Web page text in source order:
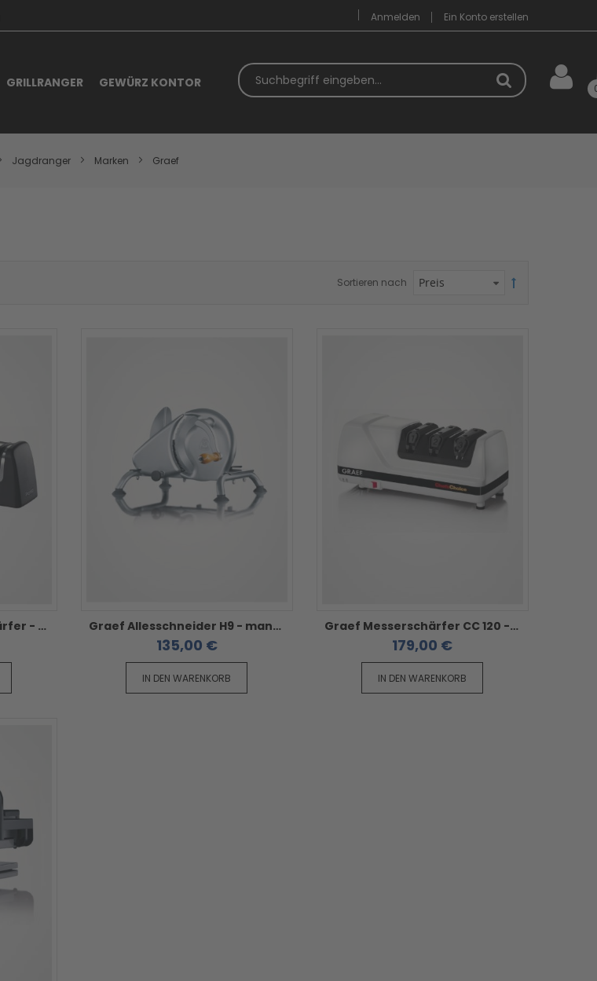
Anmelden
Ein Konto erstellen
GRILLRANGER GEWÜRZ KONTOR
Suchbegriff
Jagdranger Marken Graef
Sortieren nach
Graef Hand-Messerschärfer - Pronto Schärfen/Abziehen Graef Allesschneider H9 - manuell
135,00 €
IN DEN WARENKORB
Graef Messerschärfer CC 120 - Messerschärfer
179,00 €
IN DEN WARENKORB